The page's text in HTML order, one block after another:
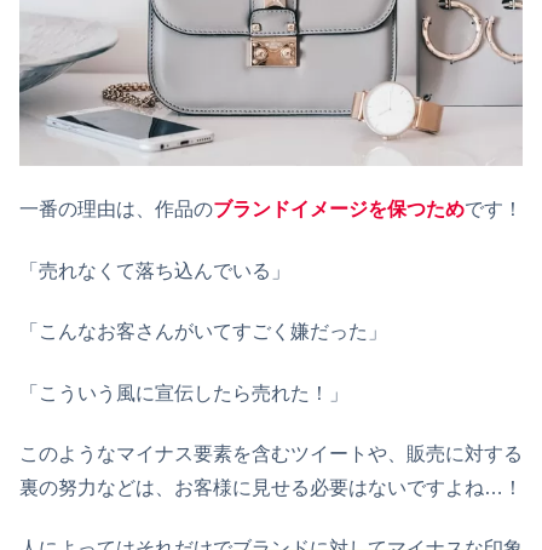
一番の理由は、作品のブランドイメージを保つためです！
「売れなくて落ち込んでいる」
「こんなお客さんがいてすごく嫌だった」
「こういう風に宣伝したら売れた！」
このようなマイナス要素を含むツイートや、販売に対する
裏の努力などは、お客様に見せる必要はないですよね…！